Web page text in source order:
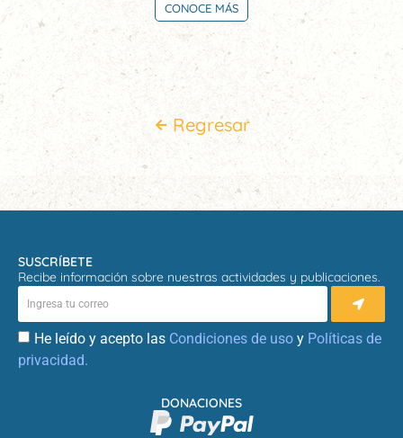
CONOCE MÁS
Regresar
SUSCRÍBETE
Recibe información sobre nuestras actividades y publicaciones.
He leído y acepto las Condiciones de uso y Políticas de
privacidad.
DONACIONES